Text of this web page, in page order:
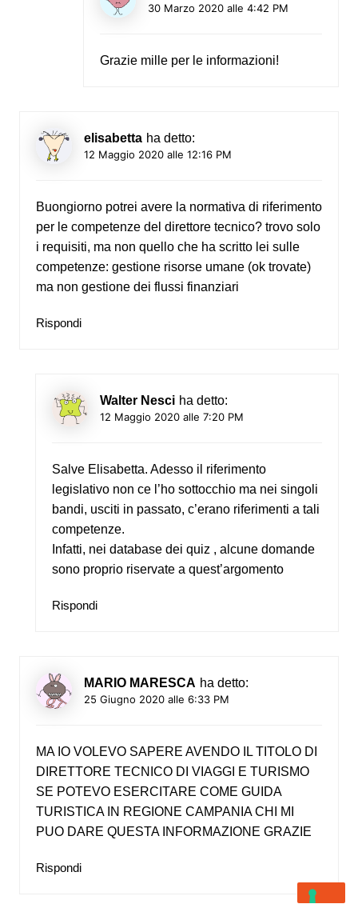
30 Marzo 2020 alle 4:42 PM
Grazie mille per le informazioni!
elisabetta ha detto:
12 Maggio 2020 alle 12:16 PM
Buongiorno potrei avere la normativa di riferimento
per le competenze del direttore tecnico? trovo solo
i requisiti, ma non quello che ha scritto lei sulle
competenze: gestione risorse umane (ok trovate)
ma non gestione dei flussi finanziari
Rispondi
Walter Nesci ha detto:
12 Maggio 2020 alle 7:20 PM
Salve Elisabetta. Adesso il riferimento
legislativo non ce l’ho sottocchio ma nei singoli
bandi, usciti in passato, c’erano riferimenti a tali
competenze.
Infatti, nei database dei quiz , alcune domande
sono proprio riservate a quest’argomento
Rispondi
MARIO MARESCA ha detto:
25 Giugno 2020 alle 6:33 PM
MA IO VOLEVO SAPERE AVENDO IL TITOLO DI
DIRETTORE TECNICO DI VIAGGI E TURISMO
SE POTEVO ESERCITARE COME GUIDA
TURISTICA IN REGIONE CAMPANIA CHI MI
PUO DARE QUESTA INFORMAZIONE GRAZIE
Rispondi